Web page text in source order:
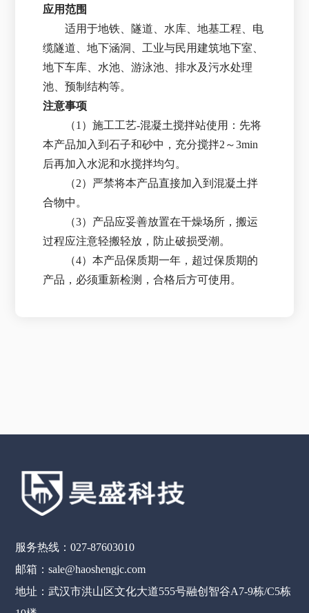
应用范围
适用于地铁、隧道、水库、地基工程、电
缆隧道、地下涵洞、工业与民用建筑地下室、
地下车库、水池、游泳池、排水及污水处理
池、预制结构等。
注意事项
（1）施工工艺-混凝土搅拌站使用：先将
本产品加入到石子和砂中，充分搅拌2～3min
后再加入水泥和水搅拌均匀。
（2）严禁将本产品直接加入到混凝土拌
合物中。
（3）产品应妥善放置在干燥场所，搬运
过程应注意轻搬轻放，防止破损受潮。
（4）本产品保质期一年，超过保质期的
产品，必须重新检测，合格后方可使用。
服务热线：027-87603010
邮箱：sale@haoshengjc.com
地址：武汉市洪山区文化大道555号融创智谷A7-9栋/C5栋